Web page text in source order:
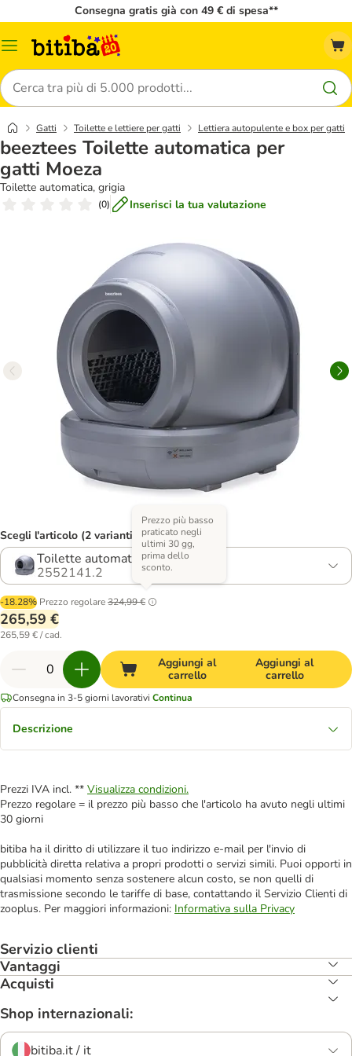
Consegna gratis già con 49 € di spesa**
Overview
Cerca
Gatti Toilette e lettiere per gatti Lettiera autopulente e box per gatti
beeztees Toilette automatica per
gatti Moeza
Toilette automatica, grigia
(0) Inserisci la tua valutazione
Scegli l'articolo (2 varianti)
Toilette automatica, grigia
2552141.2
-18.28% Prezzo regolare324,99 €
Prezzo più basso
praticato negli
ultimi 30 gg,
prima dello
sconto.
265,59 €
265,59 € / cad.
Aggiungi al
carrello
Aggiungi al
carrello
Consegna in 3-5 giorni lavorativi Continua
Descrizione
Prezzi IVA incl. ** Visualizza condizioni.
Prezzo regolare = il prezzo più basso che l'articolo ha avuto negli ultimi
30 giorni
bitiba ha il diritto di utilizzare il tuo indirizzo e-mail per l'invio di
pubblicità diretta relativa a propri prodotti o servizi simili. Puoi opporti in
qualsiasi momento senza sostenere alcun costo, se non quelli di
trasmissione secondo le tariffe di base, contattando il Servizio Clienti di
zooplus. Per maggiori informazioni: Informativa sulla Privacy
Servizio clienti
Vantaggi
Acquisti
Shop internazionali:
bitiba.it / it